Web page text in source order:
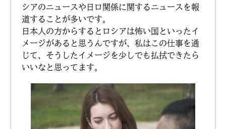
シアのニュースや日ロ関係に関するニュースを報
道することが多いです。
日本人の方からするとロシアは怖い国といったイ
メージがあると思うんですが、私はこの仕事を通
じて、そうしたイメージを少しでも払拭できたら
いいなと思ってます。